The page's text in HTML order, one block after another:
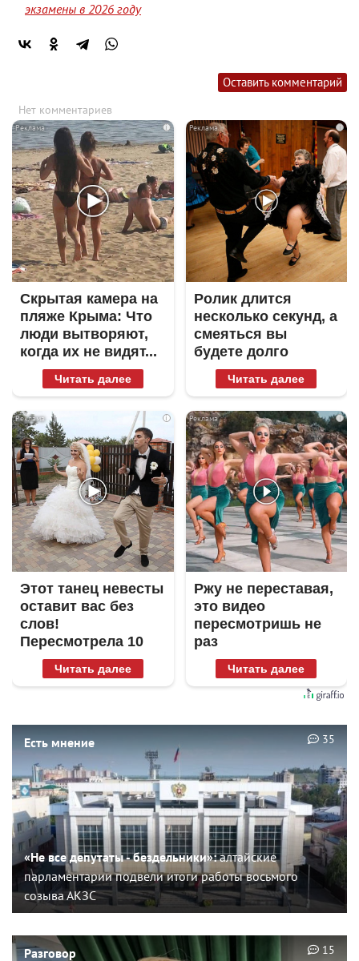
экзамены в 2026 году
Оставить комментарий
Нет комментариев
i
Скрытая камера на
пляже Крыма: Что
люди вытворяют,
когда их не видят...
Читать далее
i
Ролик длится
несколько секунд, а
смеяться вы
будете долго
Читать далее
i
Этот танец невесты
оставит вас без
слов!
Пересмотрела 10
раз
Читать далее
i
Ржу не переставая,
это видео
пересмотришь не
раз
Читать далее
Есть мнение
«Не все депутаты - бездельники»:алтайские
парламентарии подвели итоги работы восьмого
созыва АКЗС
35
Разговор 15